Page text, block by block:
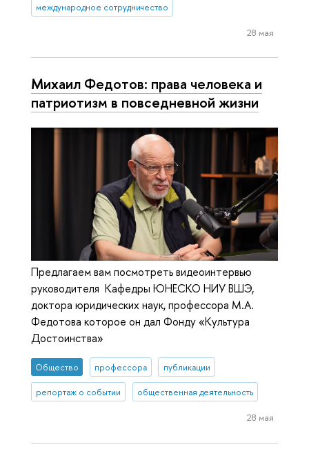
международное сотрудничество
28 мая
Михаил Федотов: права человека и
патриотизм в повседневной жизни
Предлагаем вам посмотреть видеоинтервью
руководителя Кафедры ЮНЕСКО НИУ ВШЭ,
доктора юридических наук, профессора М.А.
Федотова которое он дал Фонду «Культура
Достоинства»
Общество профессора публикации
репортаж о событии общественная деятельность
28 мая